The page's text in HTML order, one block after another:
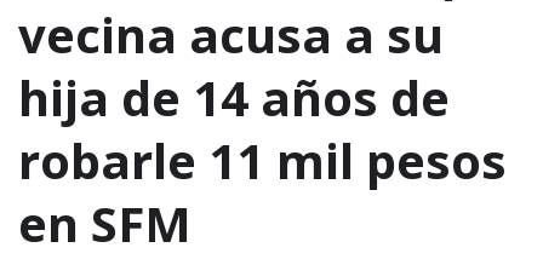
vecina acusa a su
hija de 14 años de
robarle 11 mil pesos
en SFM